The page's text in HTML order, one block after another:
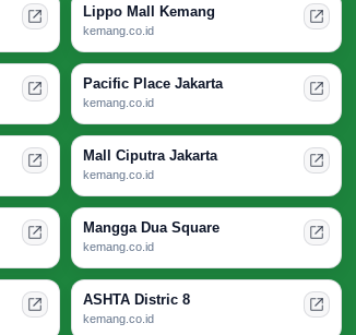
Lippo Mall Kemang
kemang.co.id
Pacific Place Jakarta
kemang.co.id
Mall Ciputra Jakarta
kemang.co.id
Mangga Dua Square
kemang.co.id
ASHTA Distric 8
kemang.co.id